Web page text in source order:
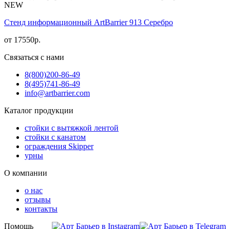
NEW
Стенд информационный АrtBarrier 913 Серебро
от 17550р.
Связаться с нами
8(800)200-86-49
8(495)741-86-49
info@artbarrier.com
Каталог продукции
стойки с вытяжкой лентой
стойки с канатом
ограждения Skipper
урны
О компании
о нас
отзывы
контакты
Помощь